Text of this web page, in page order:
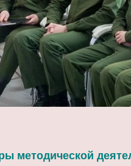
методической